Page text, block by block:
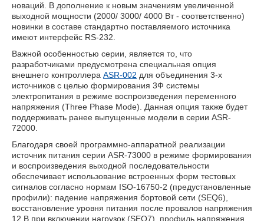
новаций. В дополнение к новым значениям увеличенной
выходной мощности (2000/ 3000/ 4000 Вт - соответственно)
новинки в составе стандартно поставляемого источника
имеют интерфейс RS-232.
Важной особенностью серии, является то, что
разработчиками предусмотрена специальная опция
внешнего контроллера ASR-002 для объединения 3-х
источников с целью формирования 3Ф системы
электропитания в режиме воспроизведения переменного
напряжения (Three Phase Mode). Данная опция также будет
поддерживать ранее выпущенные модели в серии ASR-
72000.
Благодаря своей программно-аппаратной реализации
источник питания серии ASR-73000 в режиме формирования
и воспроизведения выходной последовательности
обеспечивает использование встроенных форм тестовых
сигналов согласно нормам ISO-16750-2 (предустановленные
профили): падение напряжения бортовой сети (SEQ6),
восстановление уровня питания после провалов напряжения
12 В при включении нагрузок (SEQ7), профиль напряжения